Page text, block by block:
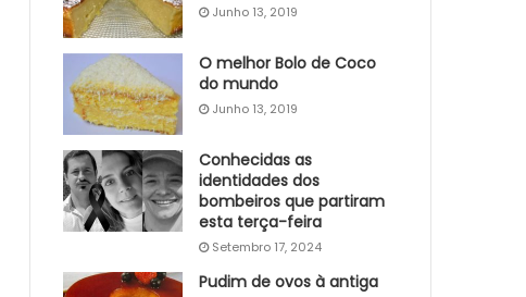
Junho 13, 2019
O melhor Bolo de Coco
do mundo
Junho 13, 2019
Conhecidas as
identidades dos
bombeiros que partiram
esta terça-feira
Setembro 17, 2024
Pudim de ovos à antiga